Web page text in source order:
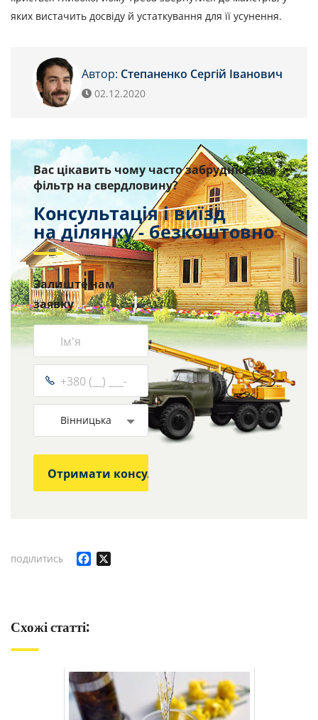
яких вистачить досвіду й устаткування для її усунення.
Автор: Степаненко Сергій Іванович
02.12.2020
Вас цікавить чому часто забруднюється
фільтр на свердловину?
Консультація і виїзд
на ділянку - безкоштовно
Залиште нам
заявку
Вінницька
ПОДІЛИТИСЬ Facebook
Схожі статті: